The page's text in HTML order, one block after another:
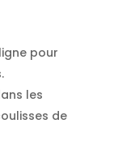
pour
les
de